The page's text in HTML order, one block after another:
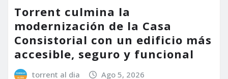
Torrent culmina la
modernización de la Casa
Consistorial con un edificio más
accesible, seguro y funcional
torrent al dia Ago 5, 2026